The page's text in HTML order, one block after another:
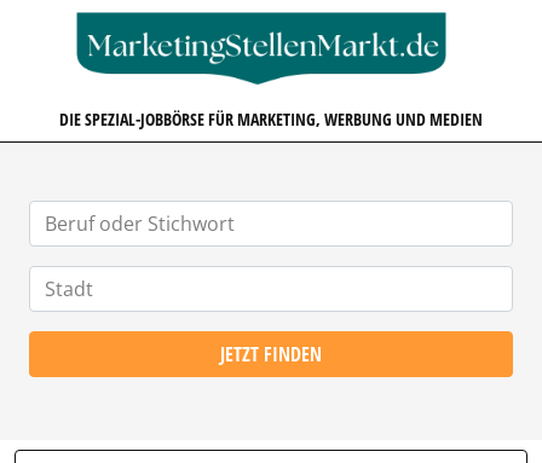
DIE SPEZIAL-JOBBÖRSE FÜR MARKETING, WERBUNG UND MEDIEN
JETZT FINDEN